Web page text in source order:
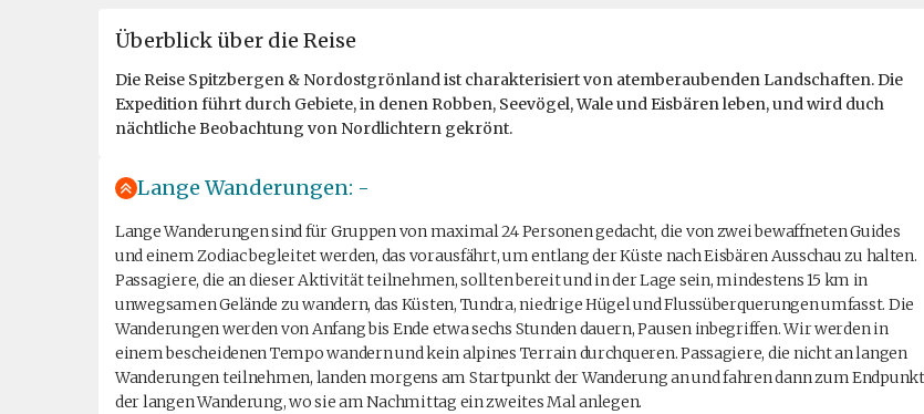
Überblick über die Reise
Die Reise Spitzbergen & Nordostgrönland ist charakterisiert von atemberaubenden Landschaften. Die
Expedition führt durch Gebiete, in denen Robben, Seevögel, Wale und Eisbären leben, und wird duch
nächtliche Beobachtung von Nordlichtern gekrönt.
Lange Wanderungen: -
Lange Wanderungen sind für Gruppen von maximal 24 Personen gedacht, die von zwei bewaffneten Guides
und einem Zodiac begleitet werden, das vorausfährt, um entlang der Küste nach Eisbären Ausschau zu halten.
Passagiere, die an dieser Aktivität teilnehmen, sollten bereit und in der Lage sein, mindestens 15 km in
unwegsamen Gelände zu wandern, das Küsten, Tundra, niedrige Hügel und Flussüberquerungen umfasst. Die
Wanderungen werden von Anfang bis Ende etwa sechs Stunden dauern, Pausen inbegriffen. Wir werden in
einem bescheidenen Tempo wandern und kein alpines Terrain durchqueren. Passagiere, die nicht an langen
Wanderungen teilnehmen, landen morgens am Startpunkt der Wanderung an und fahren dann zum Endpunkt
der langen Wanderung, wo sie am Nachmittag ein zweites Mal anlegen.